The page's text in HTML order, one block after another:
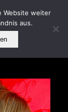
Website weiter
aus.